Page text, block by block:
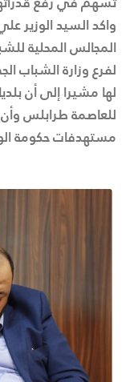
واكد السيد الوزير
المجالس المحلية
لفرع وزارة الشباب
لها مشيرا إلى أن
للعاصمة طرابلس
مستهدفات حكومة